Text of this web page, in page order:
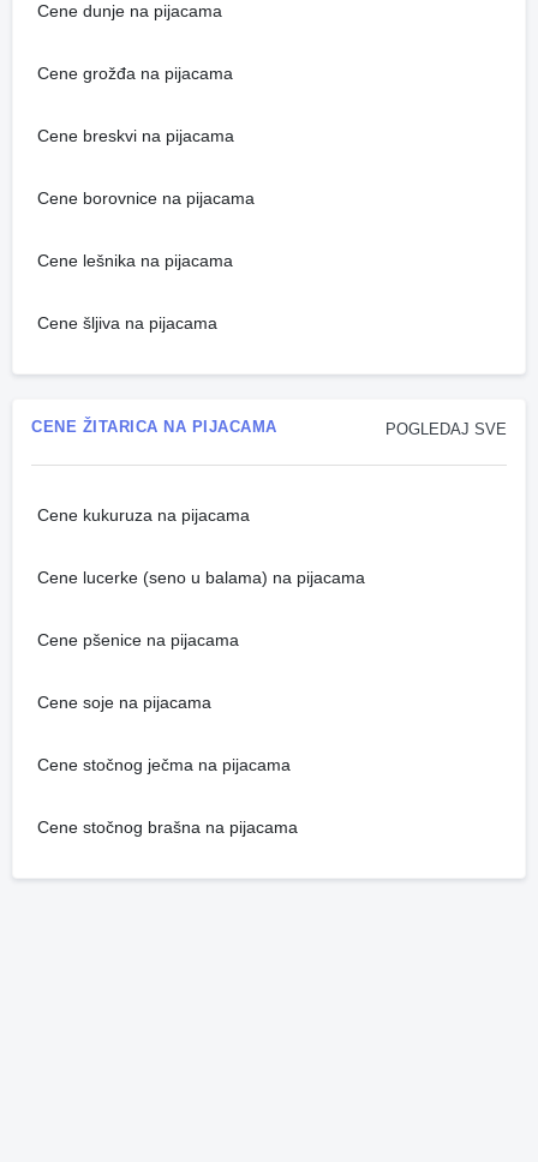
Cene dunje na pijacama
Cene grožđa na pijacama
Cene breskvi na pijacama
Cene borovnice na pijacama
Cene lešnika na pijacama
Cene šljiva na pijacama
POGLEDAJ SVE
CENE ŽITARICA NA PIJACAMA
Cene kukuruza na pijacama
Cene lucerke (seno u balama) na pijacama
Cene pšenice na pijacama
Cene soje na pijacama
Cene stočnog ječma na pijacama
Cene stočnog brašna na pijacama